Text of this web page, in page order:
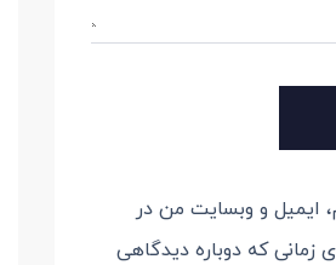
ایمیل و وبسایت من در
زمانی که دوباره دیدگاهی